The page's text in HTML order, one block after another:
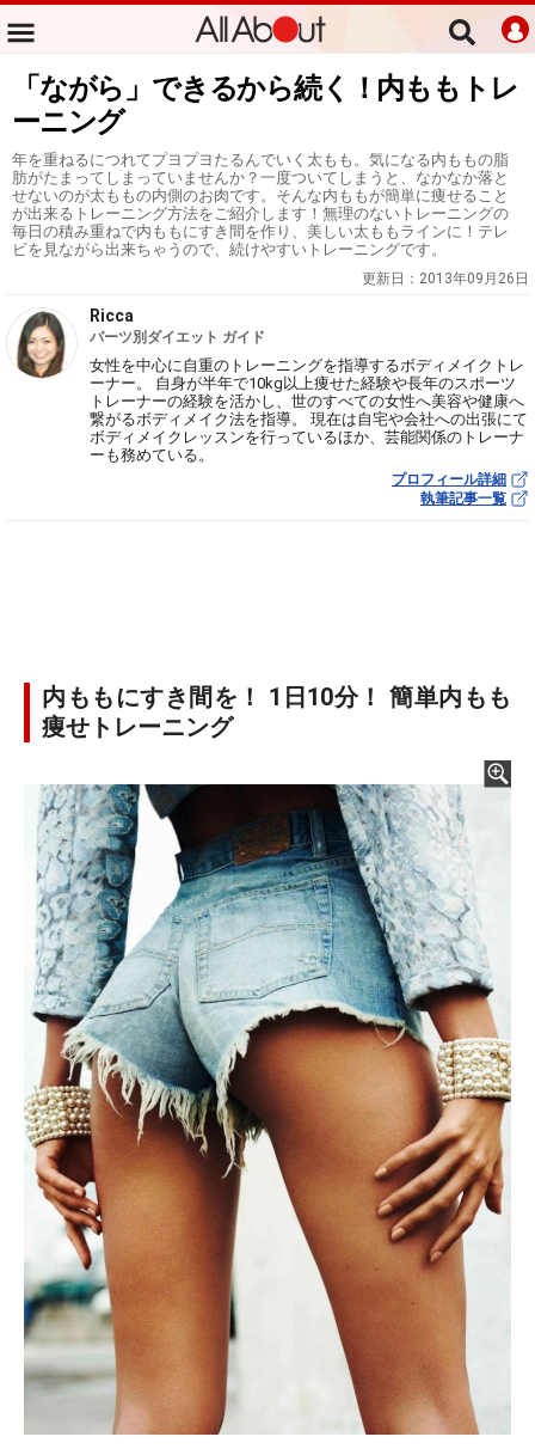
「ながら」できるから続く！内ももトレ
ーニング
年を重ねるにつれてプヨプヨたるんでいく太もも。気になる内ももの脂
肪がたまってしまっていませんか？一度ついてしまうと、なかなか落と
せないのが太ももの内側のお肉です。そんな内ももが簡単に痩せること
が出来るトレーニング方法をご紹介します！無理のないトレーニングの
毎日の積み重ねで内ももにすき間を作り、美しい太ももラインに！テレ
ビを見ながら出来ちゃうので、続けやすいトレーニングです。
更新日： 2013年09月26日
Ricca
パーツ別ダイエット ガイド
女性を中心に自重のトレーニングを指導するボディメイクトレ
ーナー。 自身が半年で10kg以上痩せた経験や長年のスポーツ
トレーナーの経験を活かし、世のすべての女性へ美容や健康へ
繋がるボディメイク法を指導。 現在は自宅や会社への出張にて
ボディメイクレッスンを行っているほか、芸能関係のトレーナ
ーも務めている。
プロフィール詳細
執筆記事一覧
内ももにすき間を！ 1日10分！ 簡単内もも
痩せトレーニング